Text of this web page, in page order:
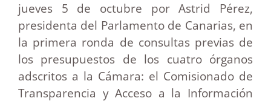
jueves 5 de octubre por Astrid Pérez,
presidenta del Parlamento de Canarias, en
la primera ronda de consultas previas de
los presupuestos de los cuatro órganos
adscritos a la Cámara: el Comisionado de
Transparencia y Acceso a la Información